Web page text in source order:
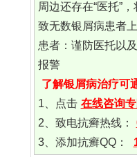
周边还存在“医托”
致无数银屑病患者
患者：谨防医托以
报警
了解银屑病治疗可
1、点击 在线咨询
2、致电抗癣热线：
3、添加抗癣QQ：